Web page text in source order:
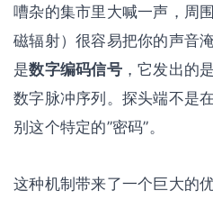
嘈杂的集市里大喊一声，周
磁辐射）很容易把你的声音
是数字编码信号，它发出的
数字脉冲序列。探头端不是
别这个特定的”密码”。
这种机制带来了一个巨大的